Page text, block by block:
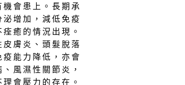
會患上。長期承
增加，減低免疫
癒的情況出現。
膚炎、頭髮脫落
疫能力降低，亦會
風濕性關節炎，
會壓力的存在。